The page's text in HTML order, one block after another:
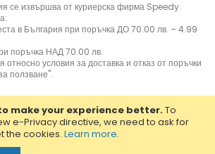
make your experience better.To
e-Privacy directive, we need to ask for
the cookies. Learn more.
се извършва от куриерска фирма Speedy.
в България при поръчка ДО 70.00 лв. – 4.99
поръчка НАД 70.00 лв.
условия за доставка и отказ от поръчки
ползване".
2020 Jvm Bulgaria. All rights reserved.